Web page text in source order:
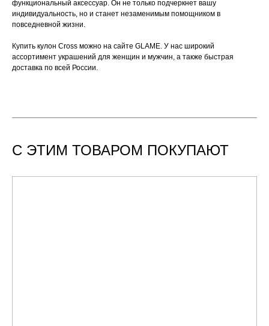
функциональный аксессуар. Он не только подчеркнет вашу
индивидуальность, но и станет незаменимым помощником в
повседневной жизни.
Купить кулон Cross можно на сайте GLAME. У нас широкий
ассортимент украшений для женщин и мужчин, а также быстрая
доставка по всей России.
С ЭТИМ ТОВАРОМ ПОКУПАЮТ